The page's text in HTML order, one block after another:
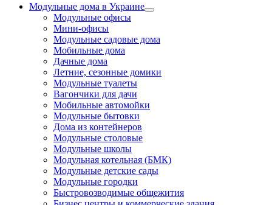
Модульные дома в Украине
Модульные офисы
Мини-офисы
Модульные садовые дома
Мобильные дома
Дачные дома
Летние, сезонные домики
Модульные туалеты
Вагончики для дачи
Мобильные автомойки
Модульные бытовки
Дома из контейнеров
Модульные столовые
Модульные школы
Модульная котельная (БМК)
Модульные детские сады
Модульные городки
Быстровозводимые общежития